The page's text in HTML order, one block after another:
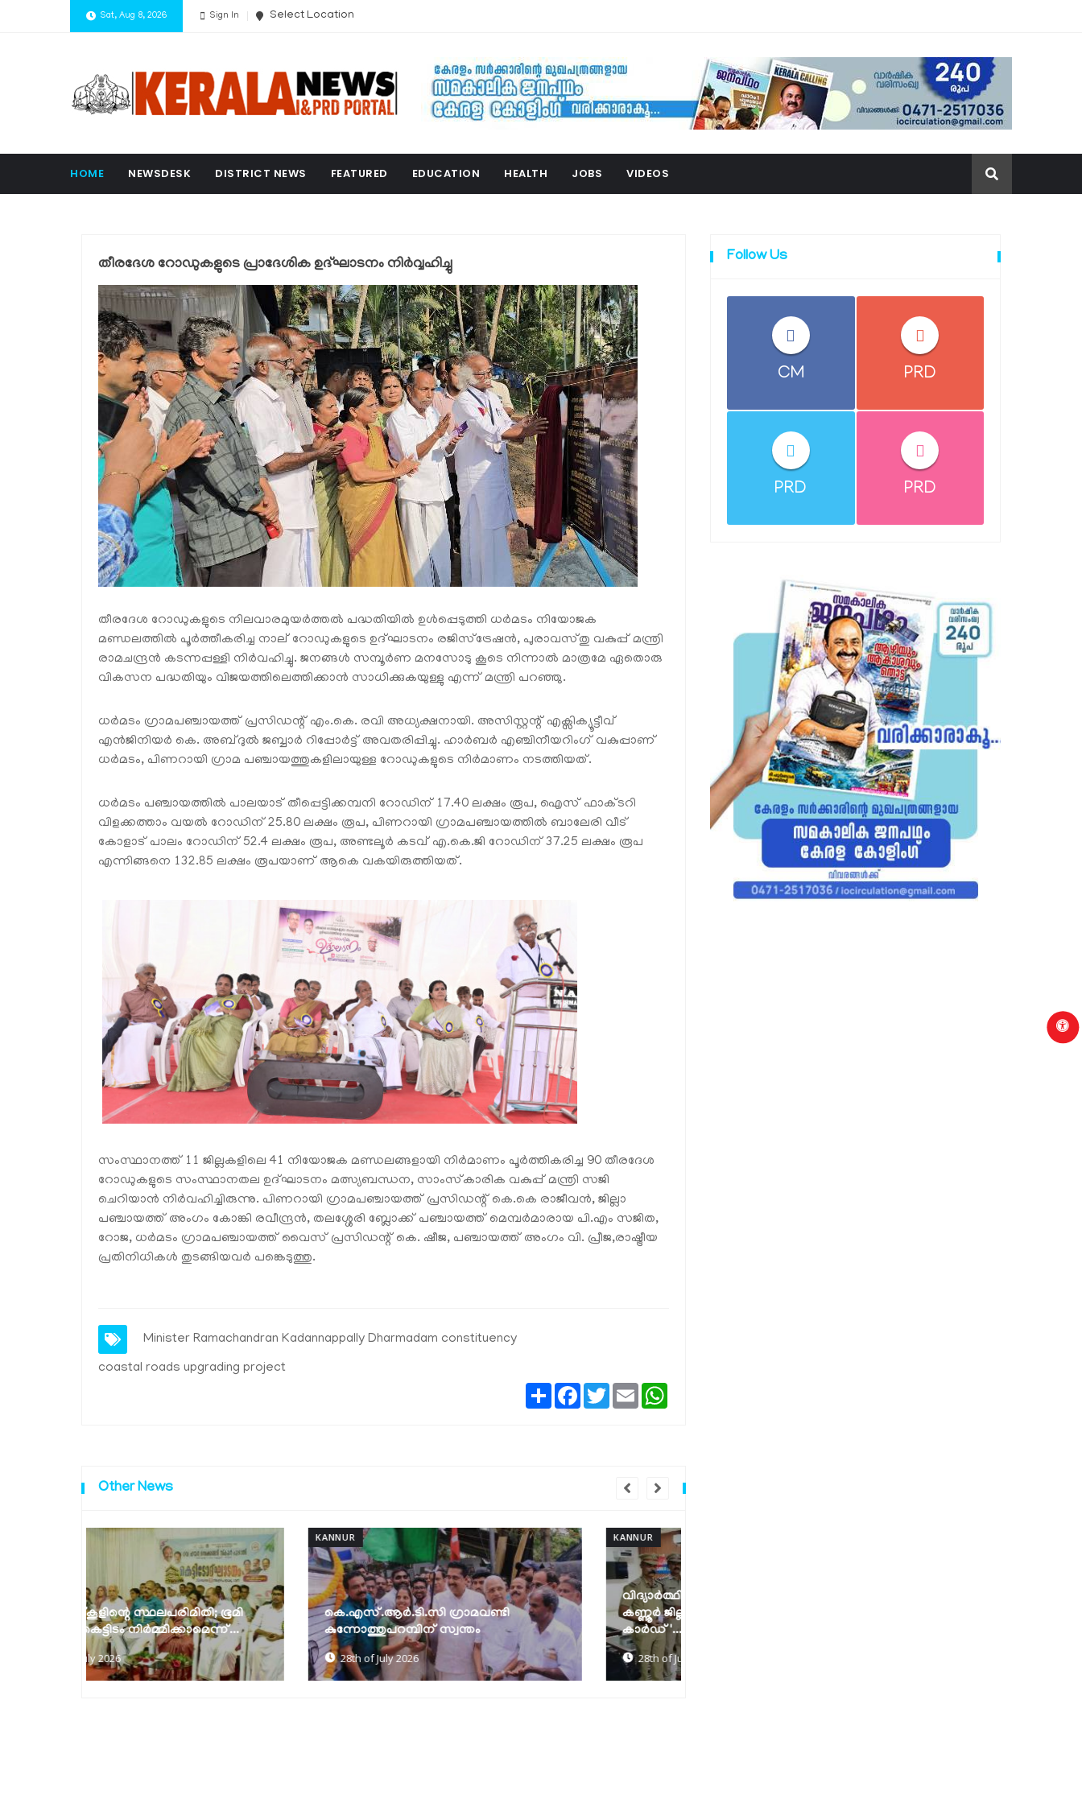
Sat, Aug 8, 2026 Sign In Select Location
HOME NEWSDESK DISTRICT NEWS FEATURED EDUCATION HEALTH JOBS VIDEOS
തീരദേശ റോഡുകളുടെ പ്രാദേശിക ഉദ്ഘാടനം നിർവ്വഹിച്ചു
തീരദേശ റോഡുകളുടെ നിലവാരമുയർത്തൽ പദ്ധതിയിൽ ഉൾപ്പെടുത്തി ധർമടം നിയോജക
മണ്ഡലത്തിൽ പൂർത്തീകരിച്ച നാല് റോഡുകളുടെ ഉദ്ഘാടനം രജിസ്ട്രേഷൻ, പുരാവസ്തു വകുപ്പ് മന്ത്രി
രാമചന്ദ്രൻ കടന്നപ്പള്ളി നിർവഹിച്ചു. ജനങ്ങൾ സമ്പൂർണ മനസോടു കൂടെ നിന്നാൽ മാത്രമേ ഏതൊരു
വികസന പദ്ധതിയും വിജയത്തിലെത്തിക്കാൻ സാധിക്കുകയുള്ളു എന്ന് മന്ത്രി പറഞ്ഞു.
ധർമടം ഗ്രാമപഞ്ചായത്ത് പ്രസിഡന്റ് എം.കെ. രവി അധ്യക്ഷനായി. അസിസ്റ്റന്റ് എക്സിക്യൂട്ടീവ്
എൻജിനിയർ കെ. അബ്ദുൽ ജബ്ബാർ റിപ്പോർട്ട് അവതരിപ്പിച്ചു. ഹാർബർ എഞ്ചിനീയറിംഗ് വകുപ്പാണ്
ധർമടം, പിണറായി ഗ്രാമ പഞ്ചായത്തുകളിലായുള്ള റോഡുകളുടെ നിർമാണം നടത്തിയത്.
ധർമടം പഞ്ചായത്തിൽ പാലയാട് തീപ്പെട്ടിക്കമ്പനി റോഡിന് 17.40 ലക്ഷം രൂപ, ഐസ് ഫാക്ടറി
വിളക്കത്താം വയൽ റോഡിന് 25.80 ലക്ഷം രൂപ, പിണറായി ഗ്രാമപഞ്ചായത്തിൽ ബാലേരി വീട്
കോളാട് പാലം റോഡിന് 52.4 ലക്ഷം രൂപ, അണ്ടലൂർ കടവ് എ.കെ.ജി റോഡിന് 37.25 ലക്ഷം രൂപ
എന്നിങ്ങനെ 132.85 ലക്ഷം രൂപയാണ് ആകെ വകയിരുത്തിയത്.
സംസ്ഥാനത്ത് 11 ജില്ലകളിലെ 41 നിയോജക മണ്ഡലങ്ങളായി നിർമാണം പൂർത്തികരിച്ച 90 തീരദേശ
റോഡുകളുടെ സംസ്ഥാനതല ഉദ്ഘാടനം മത്സ്യബന്ധന, സാംസ്‌കാരിക വകുപ്പ് മന്ത്രി സജി
ചെറിയാൻ നിർവഹിച്ചിരുന്നു. പിണറായി ഗ്രാമപഞ്ചായത്ത് പ്രസിഡന്റ് കെ.കെ രാജീവൻ, ജില്ലാ
പഞ്ചായത്ത് അംഗം കോങ്കി രവീന്ദ്രൻ, തലശ്ശേരി ബ്ലോക്ക് പഞ്ചായത്ത് മെമ്പർമാരായ പി.എം സജിത,
റോജ, ധർമടം ഗ്രാമപഞ്ചായത്ത് വൈസ് പ്രസിഡന്റ് കെ. ഷീജ, പഞ്ചായത്ത്‌ അംഗം വി. പ്രീജ,രാഷ്ട്രീയ
പ്രതിനിധികൾ തുടങ്ങിയവർ പങ്കെടുത്തു.
Minister Ramachandran Kadannappally Dharmadam constituency
coastal roads upgrading project
ShareFacebook
TwitterEmail
Other News
കെ.എസ്.ആർ.ടി.സി ഗ്രാമവണ്ടി
കുന്നോത്തുപറമ്പിന് സ്വന്തം
28th of July 2026
KANNUR
വിദ്യാർത്ഥികളുടെ സുരക്ഷ ഉറപ്പാക്കാൻ
കണ്ണൂർ ജില്ലയിൽ 'സ്നേഹിത പോക്കറ്റ്
കാർഡ്'...
28th of July 2026
Follow Us
CM PRD
PRD PRD